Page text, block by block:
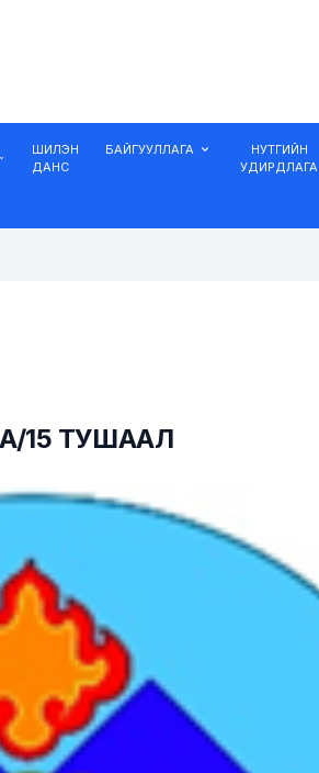
ШИЛЭН
ДАНС
БАЙГУУЛЛАГА
НУТГИЙН
УДИРДЛАГА
15 ТУШААЛ